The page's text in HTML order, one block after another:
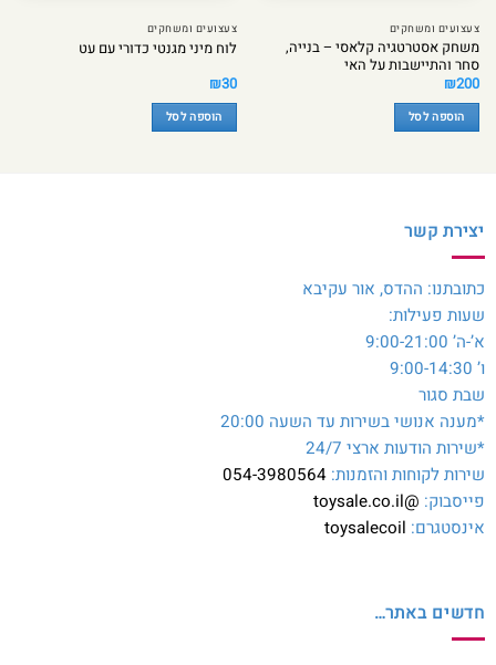
צעצועים ומשחקים
משחק אסטרטגיה קלאסי – בנייה,
סחר והתיישבות על האי
₪200
הוספה לסל
צעצועים ומשחקים
לוח מיני מגנטי כדורי עם עט
₪30
הוספה לסל
יצירת קשר
כתובתנו: ההדס, אור עקיבא
שעות פעילות:
א’-ה’ 9:00-21:00
ו’ 9:00-14:30
שבת סגור
*מענה אנושי בשירות עד השעה 20:00
*שירות הודעות ארצי 24/7
שירות לקוחות והזמנות: 054-3980564
פייסבוק: @toysale.co.il
אינסטגרם: toysalecoil
חדשים באתר…